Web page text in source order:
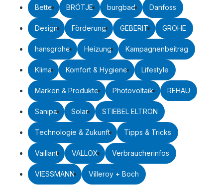
Bette BRÖTJE burgbad Danfoss
Design Förderung GEBERIT GROHE
hansgrohe Heizung Kampagnenbeitrag
Klima Komfort & Hygiene Lifestyle
Marken & Produkte Photovoltaik REHAU
Sanipa Solar STIEBEL ELTRON
Technologie & Zukunft Tipps & Tricks
Vaillant VALLOX Verbraucherinfos
VIESSMANN Villeroy + Boch